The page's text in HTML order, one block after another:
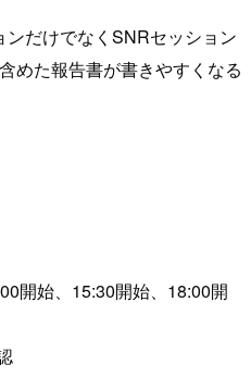
ンだけでなくSNRセッション
めた報告書が書きやすくなる
開始、15:30開始、18:00開